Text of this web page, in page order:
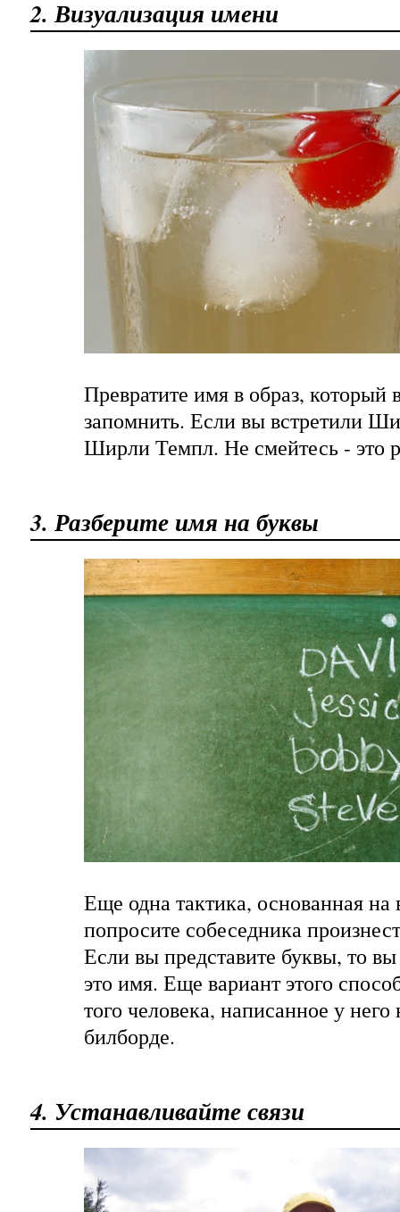
2. Визуализация имени
Превратите имя в образ, который
запомнить. Если вы встретили
Ширли Темпл. Не смейтесь - это
3. Разберите имя на буквы
Еще одна тактика, основанная
попросите собеседника
Если вы представите буквы, то
это имя. Еще вариант этого
того человека, написанное у него
билборде.
4. Устанавливайте связи